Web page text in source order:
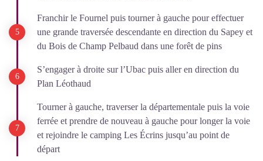
Franchir le Fournel puis tourner à gauche pour effectuer
une grande traversée descendante en direction du Sapey et
du Bois de Champ Pelbaud dans une forêt de pins
S’engager à droite sur l’Ubac puis aller en direction du
Plan Léothaud
Tourner à gauche, traverser la départementale puis la voie
ferrée et prendre de nouveau à gauche pour longer la voie
et rejoindre le camping Les Écrins jusqu’au point de
départ